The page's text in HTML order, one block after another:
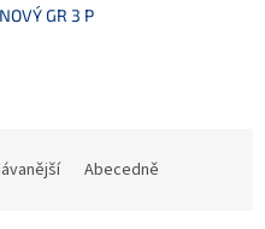
GR 3 P
Abecedně